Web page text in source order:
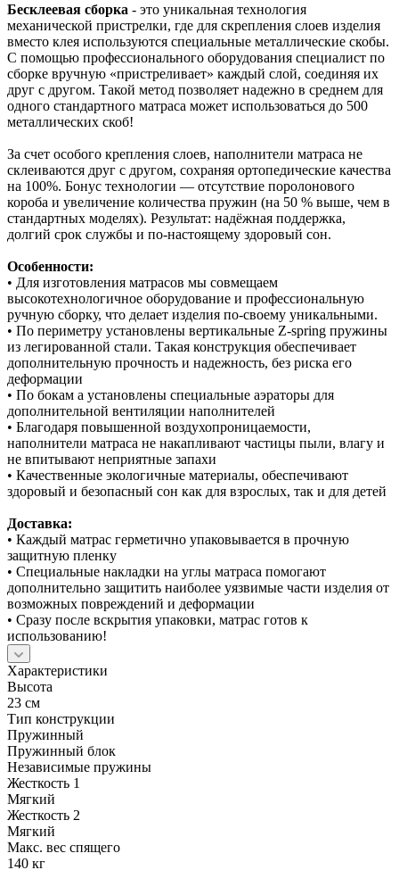
Бесклеевая сборка - это уникальная технология
механической пристрелки, где для скрепления слоев изделия
вместо клея используются специальные металлические скобы.
С помощью профессионального оборудования специалист по
сборке вручную «пристреливает» каждый слой, соединяя их
друг с другом. Такой метод позволяет надежно в среднем для
одного стандартного матраса может использоваться до 500
металлических скоб!
За счет особого крепления слоев, наполнители матраса не
склеиваются друг с другом, сохраняя ортопедические качества
на 100%. Бонус технологии — отсутствие поролонового
короба и увеличение количества пружин (на 50 % выше, чем в
стандартных моделях). Результат: надёжная поддержка,
долгий срок службы и по‑настоящему здоровый сон.
Особенности:
• Для изготовления матрасов мы совмещаем
высокотехнологичное оборудование и профессиональную
ручную сборку, что делает изделия по-своему уникальными.
• По периметру установлены вертикальные Z-spring пружины
из легированной стали. Такая конструкция обеспечивает
дополнительную прочность и надежность, без риска его
деформации
• По бокам а установлены специальные аэраторы для
дополнительной вентиляции наполнителей
• Благодаря повышенной воздухопроницаемости,
наполнители матраса не накапливают частицы пыли, влагу и
не впитывают неприятные запахи
• Качественные экологичные материалы, обеспечивают
здоровый и безопасный сон как для взрослых, так и для детей
Доставка:
• Каждый матрас герметично упаковывается в прочную
защитную пленку
• Специальные накладки на углы матраса помогают
дополнительно защитить наиболее уязвимые части изделия от
возможных повреждений и деформации
• Сразу после вскрытия упаковки, матрас готов к
использованию!
Характеристики
Высота
23 см
Тип конструкции
Пружинный
Пружинный блок
Независимые пружины
Жесткость 1
Мягкий
Жесткость 2
Мягкий
Макс. вес спящего
140 кг